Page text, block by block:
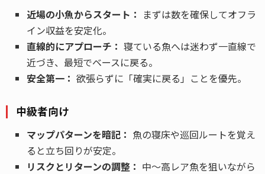
近場の小魚からスタート： まずは数を確保してオフラ
イン収益を安定化。
直線的にアプローチ： 寝ている魚へは迷わず一直線で
近づき、最短でベースに戻る。
安全第一： 欲張らずに「確実に戻る」ことを優先。
中級者向け
マップパターンを暗記： 魚の寝床や巡回ルートを覚え
ると立ち回りが安定。
リスクとリターンの調整： 中～高レア魚を狙いながら